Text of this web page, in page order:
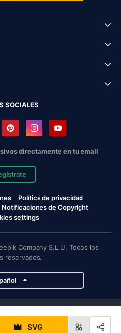
SVG
SOCIALES
directamente en tu email
Política de privacidad
Notificaciones de Copyright
settings
Company S.L.U. Todos los
reservados.